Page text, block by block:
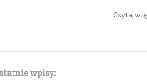
Czytaj
wpisy: